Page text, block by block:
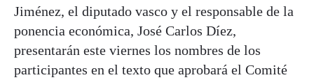
Jiménez, el diputado vasco y el responsable de la
ponencia económica, José Carlos Díez,
presentarán este viernes los nombres de los
participantes en el texto que aprobará el Comité